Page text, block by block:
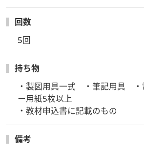
回数
5回
持ち物
・製図用具一式　・筆記用具　
ー用紙5枚以上
・教材申込書に記載のもの
備考